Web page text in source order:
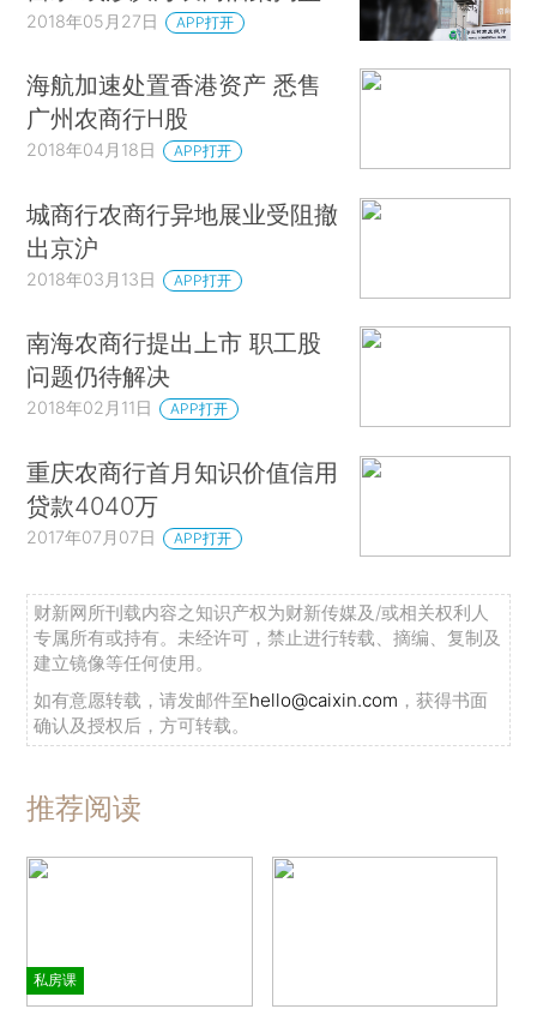
2018年05月27日 APP打开
海航加速处置香港资产 悉售
广州农商行H股
2018年04月18日 APP打开
城商行农商行异地展业受阻撤
出京沪
2018年03月13日 APP打开
南海农商行提出上市 职工股
问题仍待解决
2018年02月11日 APP打开
重庆农商行首月知识价值信用
贷款4040万
2017年07月07日 APP打开
财新网所刊载内容之知识产权为财新传媒及/或相关权利人
专属所有或持有。未经许可，禁止进行转载、摘编、复制及
建立镜像等任何使用。
如有意愿转载，请发邮件至hello@caixin.com ，获得书面
确认及授权后，方可转载。
推荐阅读
私房课